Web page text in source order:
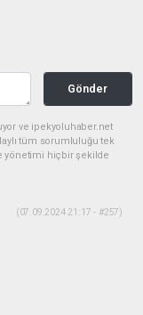
Gönder
ve ipekyoluhaber.net
tüm sorumluluğu tek
yönetimi hiçbir şekilde
(07.09.2024 21:17 - #257)